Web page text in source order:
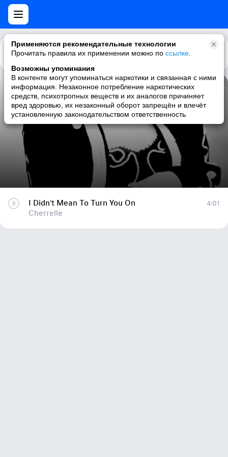
Применяются рекомендательные технологии
Прочитать правила их применении можно по ссылке
Возможны упоминания
В контенте могут упоминаться наркотики и связанная с ними
информация. Незаконное потребление наркотических
средств, психотропных веществ и их аналогов причиняет
вред здоровью, их незаконный оборот запрещён и влечёт
установленную законодательством ответственность
Каталог Рекомендации
I Didn't Mean To Turn You On
Cherrelle
I Didn't Mean To Turn You On
Cherrelle
4:01